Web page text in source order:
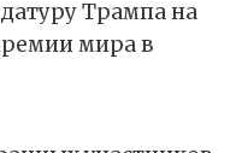
Трампа на
мира в